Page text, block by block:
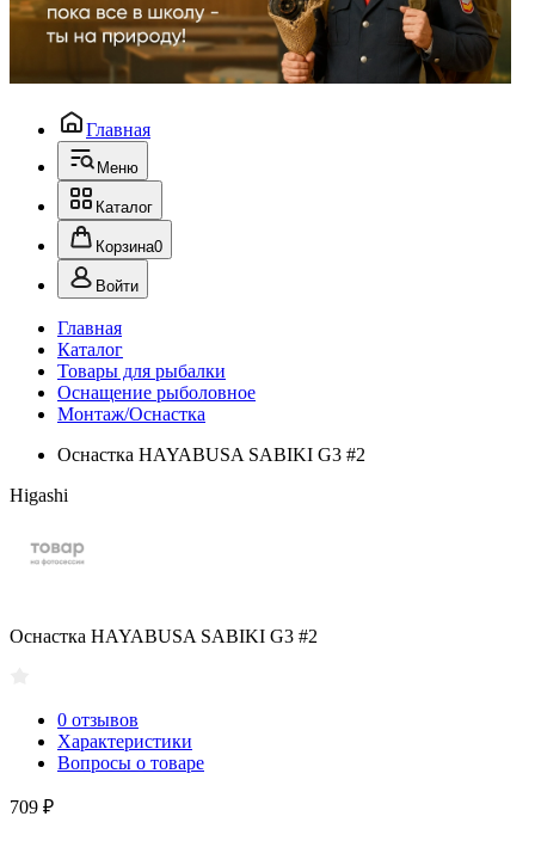
Главная
Меню
Каталог
Корзина0
Войти
Главная
Каталог
Товары для рыбалки
Оснащение рыболовное
Монтаж/Оснастка
Оснастка HAYABUSA SABIKI G3 #2
Higashi
Оснастка HAYABUSA SABIKI G3 #2
0 отзывов
Характеристики
Вопросы о товаре
709 ₽